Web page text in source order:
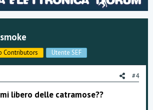
Contributors Utente SEF
#4
libero delle catramose??